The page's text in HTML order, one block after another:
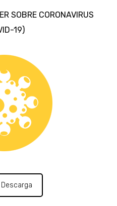
SOBRE CORONAVIRUS
19)